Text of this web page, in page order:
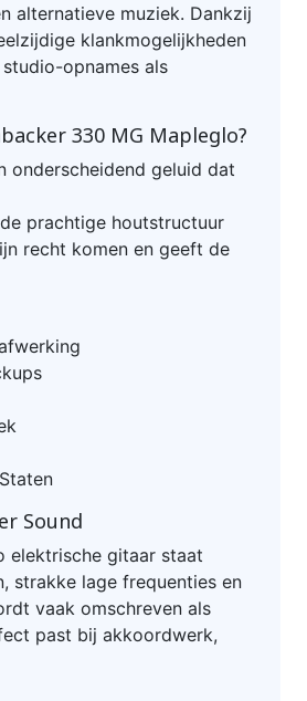
alternatieve muziek. Dankzij
klankmogelijkheden
opnames als
330 MG Mapleglo?
onderscheidend geluid dat
prachtige houtstructuur
recht komen en geeft de
Sound
elektrische gitaar staat
strakke lage frequenties en
vaak omschreven als
past bij akkoordwerk,